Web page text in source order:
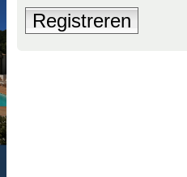
Registreren